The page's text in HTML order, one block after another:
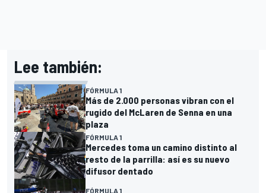
Lee también:
FÓRMULA 1
Más de 2.000 personas vibran con el
rugido del McLaren de Senna en una
plaza
FÓRMULA 1
Mercedes toma un camino distinto al
resto de la parrilla: así es su nuevo
difusor dentado
FÓRMULA 1